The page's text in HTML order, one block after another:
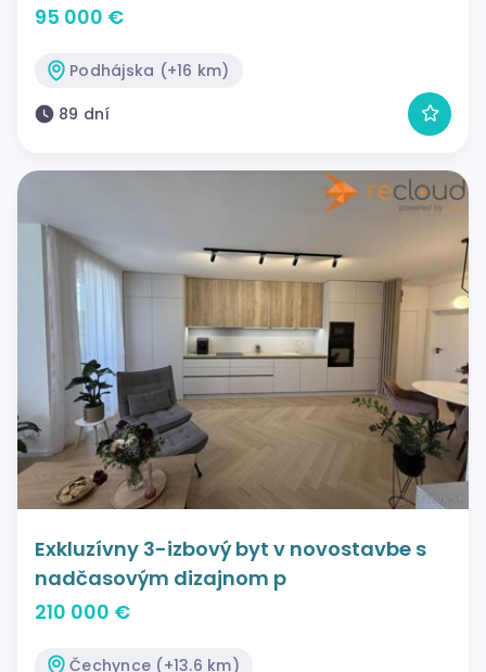
95 000 €
Podhájska (+16 km)
89 dní
Exkluzívny 3-izbový byt v novostavbe s
nadčasovým dizajnom p
210 000 €
Čechynce (+13.6 km)